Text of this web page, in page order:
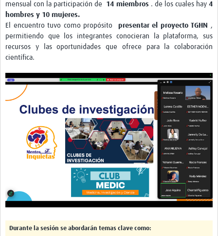
mensual con la participación de 14 miembros . de los cuales hay4
hombres y 10 mujeres.
El encuentro tuvo como propósito presentar el proyecto TGHN
,
permitiendo que los integrantes conocieran la plataforma, sus
recursos y las oportunidades que ofrece para la colaboración
científica.
Durante la sesión se abordarán temas clave como: